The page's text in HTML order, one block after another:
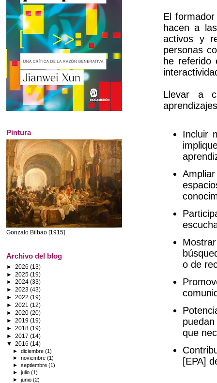
E l
hacen a
activos y
personas
he
Llevar a
Incluir
Ampl iar
Particip
Mostrar
o de
Prom
Potenci
que
[EPA]
Pintura
Gonzalo Bilbao [1915]
Archivo del blog
► 2026 (13)
► 2025 (19)
► 2024 (33)
► 2023 (43)
► 2022 (19)
► 2021 (12)
► 2020 (20)
► 2019 (19)
► 2018 (19)
► 2017 (14)
▼ 2016 (14)
►diciembre(1)
►noviembre(1)
►septiembre(1)
►julio(1)
►junio(2)